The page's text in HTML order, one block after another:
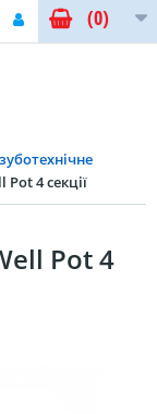
(0)
4 секції
Pot 4